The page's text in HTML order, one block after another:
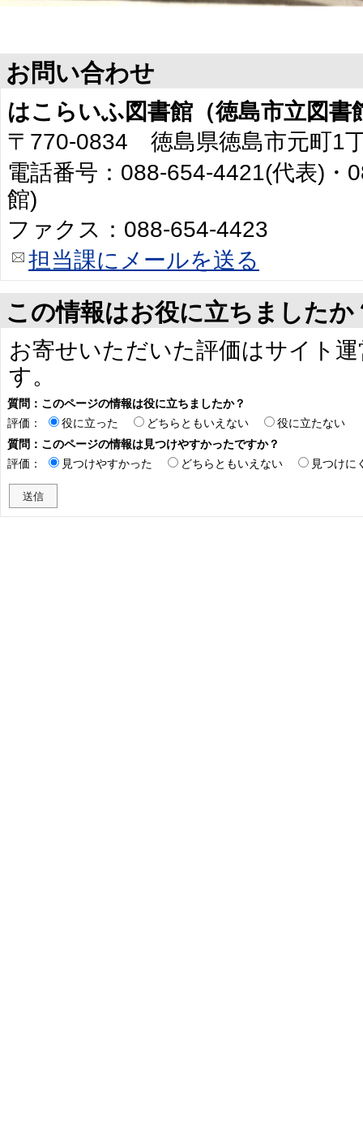
お問い合わせ
はこらいふ図書館（徳島市立図書
〒770-0834 徳島県徳島市元町1
電話番号：088-654-4421(代表)・
館)
ファクス：088-654-4423
担当課にメールを送る
この情報はお役に立ちましたか
お寄せいただいた評価はサイト
す。
質問：このページの情報は役に立ちましたか？
評価：
役に立った どちらともいえない
役に立たない
質問：このページの情報は見つけやすかったですか？
評価：
見つけやすかった どちらともいえない 見つけに